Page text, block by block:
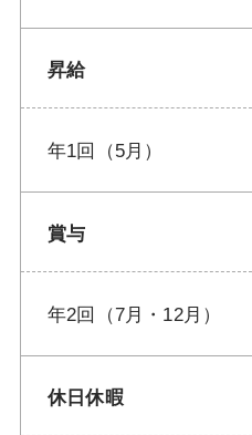
昇給
年1回（5月）
賞与
年2回（7月・12月）
休日休暇